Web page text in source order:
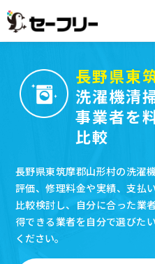
長野県東
洗濯機清
事業者を
比較
長野県東筑摩郡山形村の洗濯
評価、修理料金や実績、支払
比較検討し、自分に合った業
得できる業者を自分で選びた
ください。